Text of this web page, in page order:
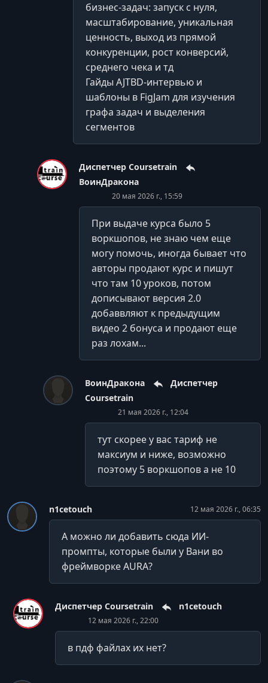
бизнес-задач: запуск с нуля,
масштабирование, уникальная
ценность, выход из прямой
конкуренции, рост конверсий,
среднего чека и тд
Гайды AJTBD-интервью и
шаблоны в FigJam для изучения
графа задач и выделения
сегментов
Диспетчер Coursetrain
ВоинДракона
20 мая 2026 г., 15:59
При выдаче курса было 5
воркшопов, не знаю чем еще
могу помочь, иногда бывает что
авторы продают курс и пишут
что там 10 уроков, потом
дописывают версия 2.0
добаввляют к предыдущим
видео 2 бонуса и продают еще
раз лохам...
ВоинДракона
Диспетчер
Coursetrain
21 мая 2026 г., 12:04
тут скорее у вас тариф не
максиум и ниже, возможно
поэтому 5 воркшопов а не 10
n1cetouch 12 мая 2026 г., 06:35
А можно ли добавить сюда ИИ-
промпты, которые были у Вани во
фреймворке AURA?
Диспетчер Coursetrain n1cetouch
12 мая 2026 г., 22:00
в пдф файлах их нет?